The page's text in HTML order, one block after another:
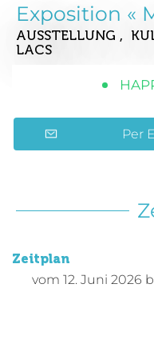
Exposition «
AUSSTELLUNG ,
LACS
Per
Zeitplan
vom 12. Juni 2026